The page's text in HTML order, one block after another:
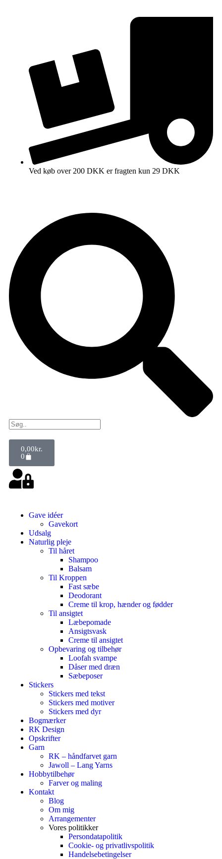
Ved køb over 200 DKK er fragten kun 29 DKK
0,00kr.
0
Gave idéer
Gavekort
Udsalg
Naturlig pleje
Til håret
Shampoo
Balsam
Til Kroppen
Fast sæbe
Deodorant
Creme til krop, hænder og fødder
Til ansigtet
Læbepomade
Ansigtsvask
Creme til ansigtet
Opbevaring og tilbehør
Loofah svampe
Dåser med dræn
Sæbeposer
Stickers
Stickers med tekst
Stickers med motiver
Stickers med dyr
Bogmærker
RK Design
Opskrifter
Garn
RK – håndfarvet garn
Jawoll – Lang Yarns
Hobbytilbehør
Farver og maling
Kontakt
Blog
Om mig
Arrangementer
Vores politikker
Persondatapolitik
Cookie- og privatlivspolitik
Handelsebetingelser